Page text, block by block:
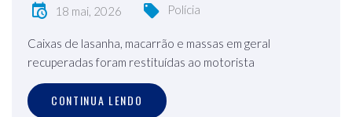
18 mai, 2026 Polícia
Caixas de lasanha, macarrão e massas em geral
recuperadas foram restituídas ao motorista
CONTINUA LENDO